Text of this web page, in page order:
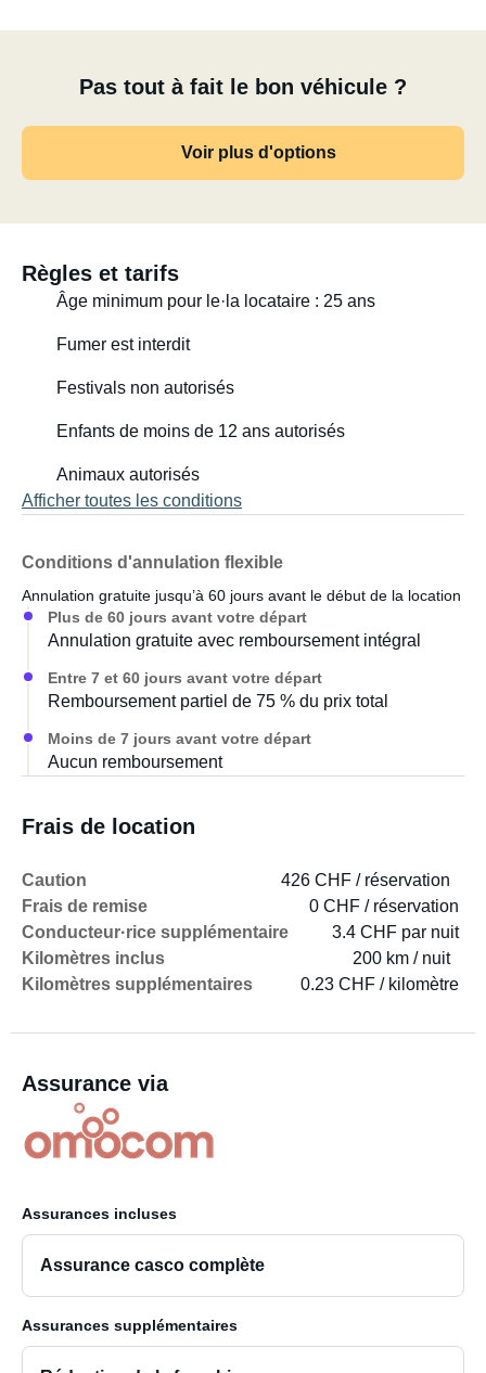
Pas tout à fait le bon véhicule ?
Voir plus d'options
Règles et tarifs
Âge minimum pour le·la locataire : 25 ans
Fumer est interdit
Festivals non autorisés
Enfants de moins de 12 ans autorisés
Animaux autorisés
Afficher toutes les conditions
Conditions d'annulation flexible
Annulation gratuite jusqu’à 60 jours avant le début de la location
Plus de 60 jours avant votre départ
Annulation gratuite avec remboursement intégral
Entre 7 et 60 jours avant votre départ
Remboursement partiel de 75 % du prix total
Moins de 7 jours avant votre départ
Aucun remboursement
Frais de location
Caution
426 CHF / réservation
Frais de remise
0 CHF / réservation
Conducteur·rice supplémentaire
3.4 CHF par nuit
Kilomètres inclus
200 km / nuit
Kilomètres supplémentaires
0.23 CHF / kilomètre
Assurance via
Assurances incluses
Assurance casco complète
Assurances supplémentaires